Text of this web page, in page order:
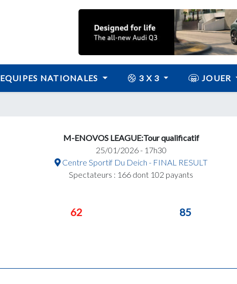
EQUIPES NATIONALES 3 X 3 JOUER
M-ENOVOS LEAGUE:Tour qualificatif
25/01/2026 - 17h30
Centre Sportif Du Deich - FINAL RESULT
Spectateurs : 166 dont 102 payants
62 85